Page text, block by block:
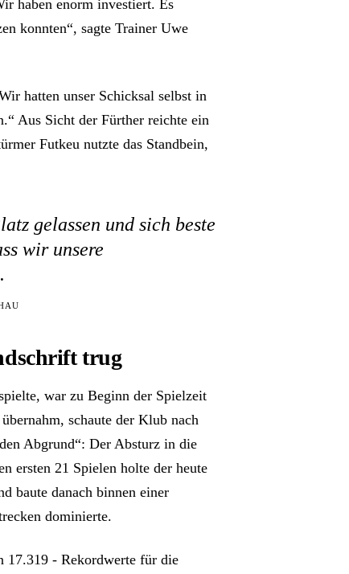
haben enorm investiert. Es
konnten“, sagte Trainer Uwe
hatten unser Schicksal selbst in
Aus Sicht der Fürther reichte ein
Futkeu nutzte das Standbein,
gelassen und sich beste
wir unsere
trug
war zu Beginn der Spielzeit
schaute der Klub nach
Abgrund“: Der Absturz in die
ersten 21 Spielen holte der heute
baute danach binnen einer
dominierte.
17.319 - Rekordwerte für die